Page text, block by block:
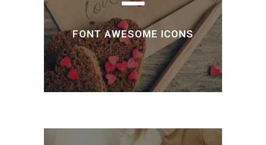
FONT AWESOME ICONS